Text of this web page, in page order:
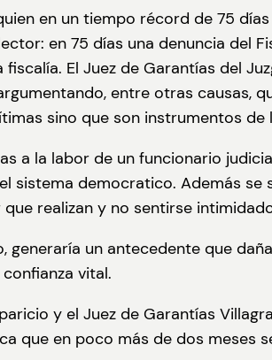
en un tiempo récord de 75
en 75 días una denuncia del
El Juez de Garantías del
entre otras causas,
sino que son instrumentos de
a la labor de un funcionario
sistema democratico. Además se
realizan y no sentirse
un antecedente que
vital.
y el Juez de Garantías
que en poco más de dos meses